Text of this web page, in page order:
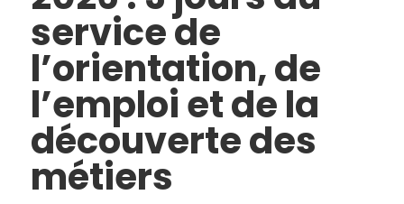
service de
l’orientation, de
l’emploi et de la
découverte des
métiers